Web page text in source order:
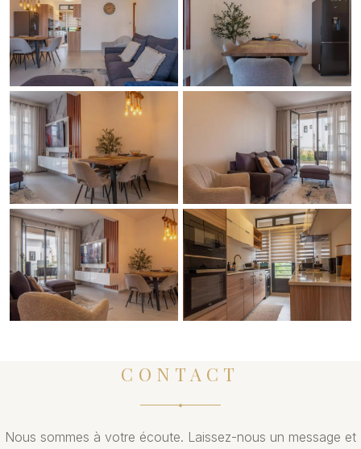
CONTACT
Nous sommes à votre écoute. Laissez-nous un message et